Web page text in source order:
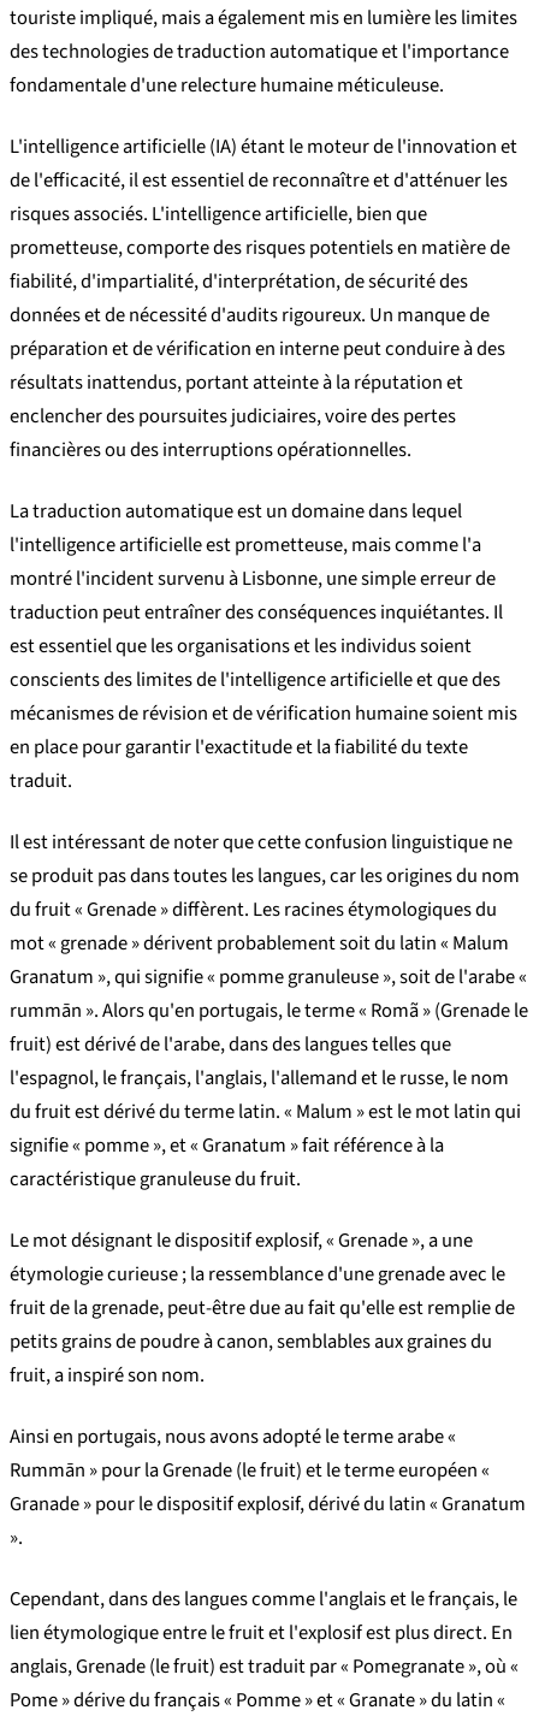
touriste impliqué, mais a également mis en lumière les limites
des technologies de traduction automatique et l'importance
fondamentale d'une relecture humaine méticuleuse.
L'intelligence artificielle (IA) étant le moteur de l'innovation et
de l'efficacité, il est essentiel de reconnaître et d'atténuer les
risques associés. L'intelligence artificielle, bien que
prometteuse, comporte des risques potentiels en matière de
fiabilité, d'impartialité, d'interprétation, de sécurité des
données et de nécessité d'audits rigoureux. Un manque de
préparation et de vérification en interne peut conduire à des
résultats inattendus, portant atteinte à la réputation et
enclencher des poursuites judiciaires, voire des pertes
financières ou des interruptions opérationnelles.
La traduction automatique est un domaine dans lequel
l'intelligence artificielle est prometteuse, mais comme l'a
montré l'incident survenu à Lisbonne, une simple erreur de
traduction peut entraîner des conséquences inquiétantes. Il
est essentiel que les organisations et les individus soient
conscients des limites de l'intelligence artificielle et que des
mécanismes de révision et de vérification humaine soient mis
en place pour garantir l'exactitude et la fiabilité du texte
traduit.
Il est intéressant de noter que cette confusion linguistique ne
se produit pas dans toutes les langues, car les origines du nom
du fruit « Grenade » diffèrent. Les racines étymologiques du
mot « grenade » dérivent probablement soit du latin « Malum
Granatum », qui signifie « pomme granuleuse », soit de l'arabe «
rummān ». Alors qu'en portugais, le terme « Romã » (Grenade le
fruit) est dérivé de l'arabe, dans des langues telles que
l'espagnol, le français, l'anglais, l'allemand et le russe, le nom
du fruit est dérivé du terme latin. « Malum » est le mot latin qui
signifie « pomme », et « Granatum » fait référence à la
caractéristique granuleuse du fruit.
Le mot désignant le dispositif explosif, « Grenade », a une
étymologie curieuse ; la ressemblance d'une grenade avec le
fruit de la grenade, peut-être due au fait qu'elle est remplie de
petits grains de poudre à canon, semblables aux graines du
fruit, a inspiré son nom.
Ainsi en portugais, nous avons adopté le terme arabe «
Rummān » pour la Grenade (le fruit) et le terme européen «
Granade » pour le dispositif explosif, dérivé du latin « Granatum
».
Cependant, dans des langues comme l'anglais et le français, le
lien étymologique entre le fruit et l'explosif est plus direct. En
anglais, Grenade (le fruit) est traduit par « Pomegranate », où «
Pome » dérive du français « Pomme » et « Granate » du latin «